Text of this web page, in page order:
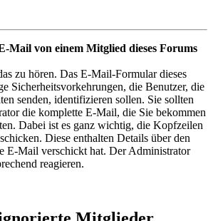
Mail von einem Mitglied dieses Forums
zu hören. Das E-Mail-Formular dieses
Sicherheitsvorkehrungen, die Benutzer, die
senden, identifizieren sollen. Sie sollten
die komplette E-Mail, die Sie bekommen
Dabei ist es ganz wichtig, die Kopfzeilen
Diese enthalten Details über den
E-Mail verschickt hat. Der Administrator
reagieren.